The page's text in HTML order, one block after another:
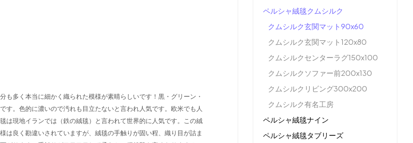
多く本当に細かく織られた模様が素晴らしいです！黒・グリーン・
す。色的に濃いので汚れも目立たないと言われ人気です。欧米でも人
は現地イランでは（鉄の絨毯）と言われて世界的に人気です。この絨
良く勘違いされていますが、絨毯の手触りが固い程、織り目が詰ま
ペルシャ絨毯クムシルク
クムシルク玄関マット90x60
クムシルク玄関マット120x80
クムシルクセンターラグ150x100
クムシルクソファー前200x130
クムシルクリビング300x200
クムシルク有名工房
ペルシャ絨毯ナイン
ペルシャ絨毯タブリーズ